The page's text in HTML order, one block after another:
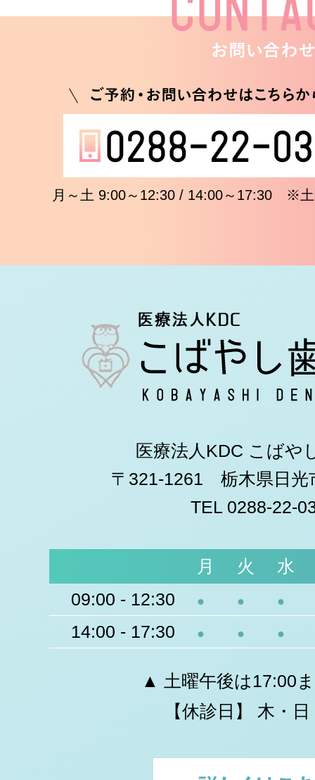
月～土 9:00～12:30 / 14:00～17:30 ※土
医療法人KDC こばや
〒321-1261 栃木県日光
TEL 0288-22-
月 火
水
09:00 - 12:30
● ● ●
14:00 - 17:30 ● ● ●
▲ 土曜午後は17:00
【休診日】 木・